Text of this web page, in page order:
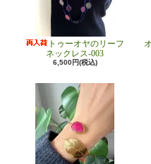
トゥーオヤのリーフ
ネックレス-003
6,500円(税込)